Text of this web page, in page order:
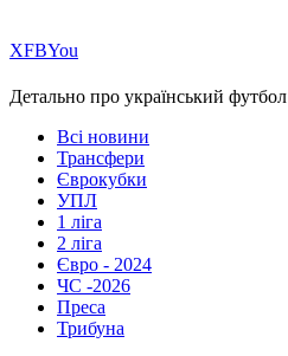
ХFBYou
Детально про український футбол
Всі новини
Трансфери
Єврокубки
УПЛ
1 ліга
2 ліга
Євро - 2024
ЧС -2026
Преса
Трибуна